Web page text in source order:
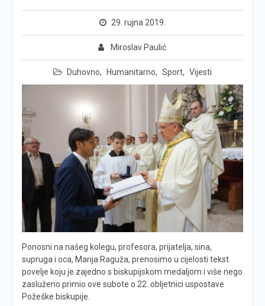
29. rujna 2019.
Miroslav Paulić
Duhovno, Humanitarno, Sport, Vijesti
Ponosni na našeg kolegu, profesora, prijatelja, sina,
supruga i oca, Marija Raguža, prenosimo u cijelosti tekst
povelje koju je zajedno s biskupijskom medaljom i više nego
zasluženo primio ove subote o 22. obljetnici uspostave
Požeške biskupije.